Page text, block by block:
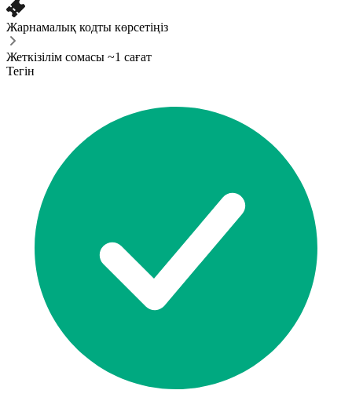
Жарнамалық кодты көрсетіңіз
Жеткізілім сомасы ~1 сағат
Тегін